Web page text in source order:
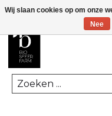
Zoeken
Wij slaan cookies op om onze
Nee